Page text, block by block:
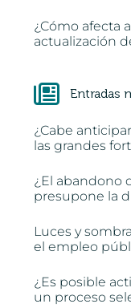
¿Cómo afecta
actualización
Entradas
¿Cabe
las grandes
¿El abandono
presupone la
Luces y
el empleo
¿Es posible
un proceso